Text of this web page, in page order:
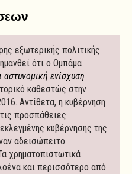
εξωτερικής πολιτικής
ότι ο Ομπάμα
αστυνομική ενίσχυση
καθεστώς στην
Αντίθετα, η κυβέρνηση
προσπάθειες
κυβέρνησης της
αδεισώπειτο
χρηματοπιστωτικά
και περισσότερο από